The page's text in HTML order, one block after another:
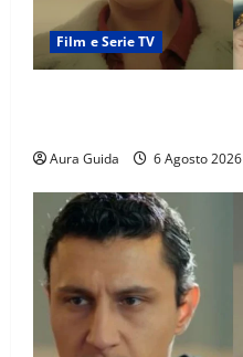
Film e Serie TV
Aura Guida 6 Agosto 2026